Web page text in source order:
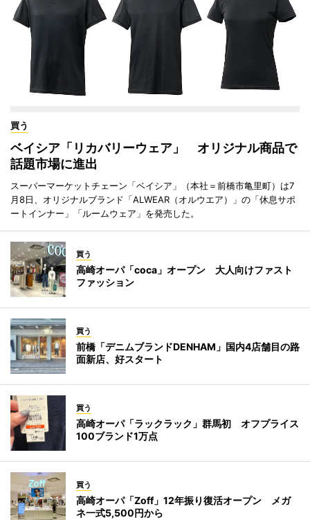
買う
ベイシア「リカバリーウェア」 オリジナル商品で
話題市場に進出
スーパーマーケットチェーン「ベイシア」（本社＝前橋市亀里町）は7
月8日、オリジナルブランド「ALWEAR（オルウエア）」の「休息サポ
ートインナー」「ルームウェア」を発売した。
買う
高崎オーパ「coca」オープン 大人向けファスト
ファッション
買う
前橋「デニムブランドDENHAM」国内4店舗目の路
面新店、好スタート
買う
高崎オーパ「ラックラック」群馬初 オフプライス
100ブランド1万点
買う
高崎オーパ「Zoff」12年振り復活オープン メガ
ネ一式5,500円から